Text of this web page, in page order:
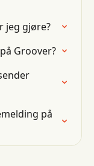
jeg gjøre?
Groover?
på